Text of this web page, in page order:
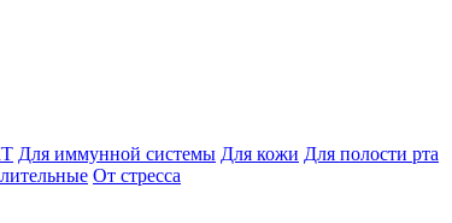
Для иммунной системы Для кожи Для полости рта
От стресса